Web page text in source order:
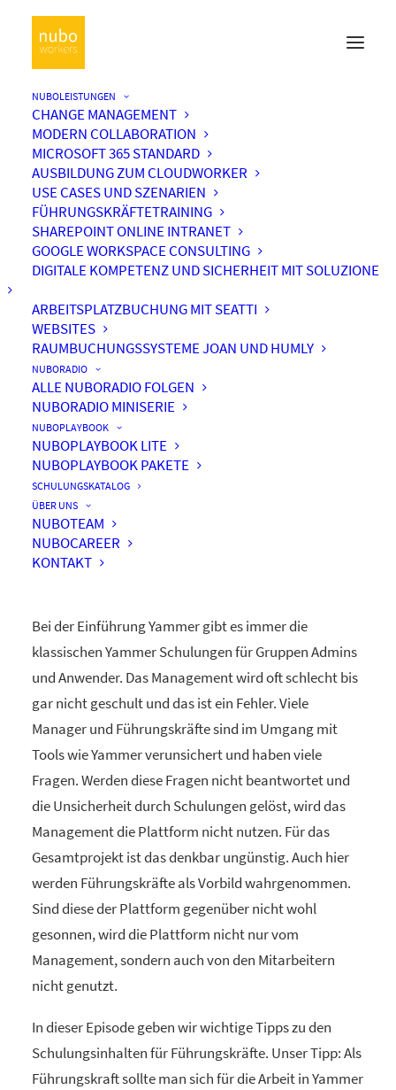
NUBOLEISTUNGEN
CHANGE MANAGEMENT
MODERN COLLABORATION
MICROSOFT 365 STANDARD
AUSBILDUNG ZUM CLOUDWORKER
USE CASES UND SZENARIEN
FÜHRUNGSKRÄFTETRAINING
SHAREPOINT ONLINE INTRANET
GOOGLE WORKSPACE CONSULTING
DIGITALE KOMPETENZ UND SICHERHEIT MIT SOLUZIONE
ARBEITSPLATZBUCHUNG MIT SEATTI
WEBSITES
RAUMBUCHUNGSSYSTEME JOAN UND HUMLY
NUBORADIO
ALLE NUBORADIO FOLGEN
NUBORADIO MINISERIE
NUBOPLAYBOOK
NUBOPLAYBOOK LITE
NUBOPLAYBOOK PAKETE
SCHULUNGSKATALOG
ÜBER UNS
NUBOTEAM
NUBOCAREER
KONTAKT
Das Management
erfolgreich in Yammer
einbinden
Bei der Einführung Yammer gibt es immer die
klassischen Yammer Schulungen für Gruppen Admins
und Anwender. Das Management wird oft schlecht bis
gar nicht geschult und das ist ein Fehler. Viele
Manager und Führungskräfte sind im Umgang mit
Tools wie Yammer verunsichert und haben viele
Fragen. Werden diese Fragen nicht beantwortet und
die Unsicherheit durch Schulungen gelöst, wird das
Management die Plattform nicht nutzen. Für das
Gesamtprojekt ist das denkbar ungünstig. Auch hier
werden Führungskräfte als Vorbild wahrgenommen.
Sind diese der Plattform gegenüber nicht wohl
gesonnen, wird die Plattform nicht nur vom
Management, sondern auch von den Mitarbeitern
nicht genutzt.
In dieser Episode geben wir wichtige Tipps zu den
Schulungsinhalten für Führungskräfte. Unser Tipp: Als
Führungskraft sollte man sich für die Arbeit in Yammer